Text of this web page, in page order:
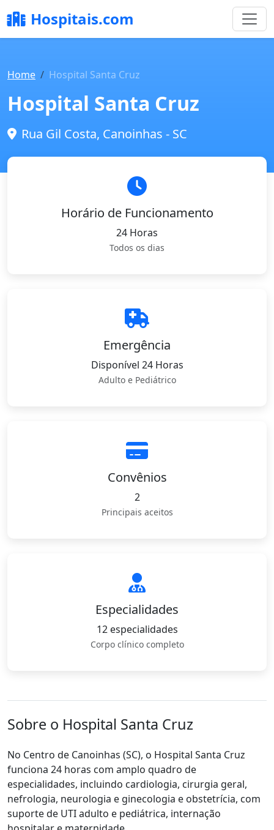
Hospitais.com
Home Hospital Santa Cruz
Hospital Santa Cruz
Rua Gil Costa, Canoinhas - SC
Horário de Funcionamento
24 Horas
Todos os dias
Emergência
Disponível 24 Horas
Adulto e Pediátrico
Convênios
2
Principais aceitos
Especialidades
12 especialidades
Corpo clínico completo
Sobre o Hospital Santa Cruz
No Centro de Canoinhas (SC), o Hospital Santa Cruz
funciona 24 horas com amplo quadro de
especialidades, incluindo cardiologia, cirurgia geral,
nefrologia, neurologia e ginecologia e obstetrícia, com
suporte de UTI adulto e pediátrica, internação